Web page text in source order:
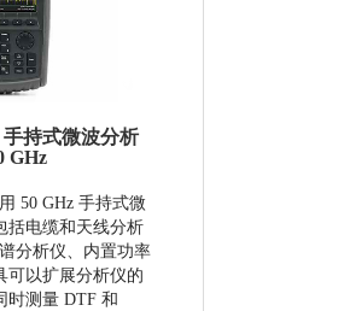
手持式微波分析
GHz
50 GHz 手持式微
括电缆和天线分析
分析仪、内置功率
可以扩展分析仪的
时测量 DTF 和